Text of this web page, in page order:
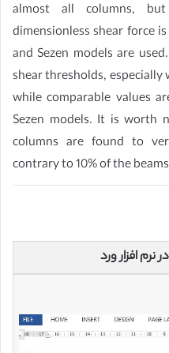
almost all columns,
dimensionless shear force
and Sezen models are
shear thresholds, especially
while comparable values
Sezen models. It is worth
columns are found to
contrary to 10% of the
افزار ورد